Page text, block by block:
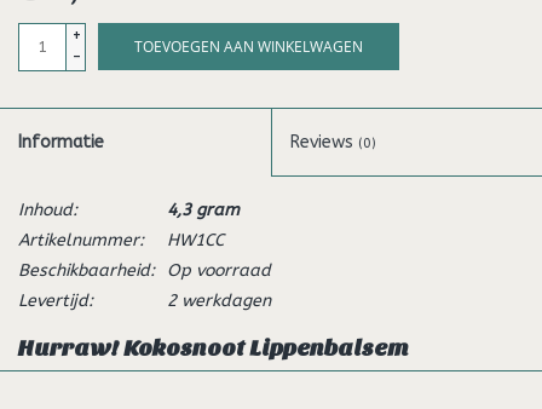
+
-
TOEVOEGEN AAN WINKELWAGEN
Informatie Reviews (0)
Inhoud:
4,3 gram
Artikelnummer:
HW1CC
Beschikbaarheid:
Op voorraad
Levertijd:
2 werkdagen
Hurraw! Kokosnoot Lippenbalsem